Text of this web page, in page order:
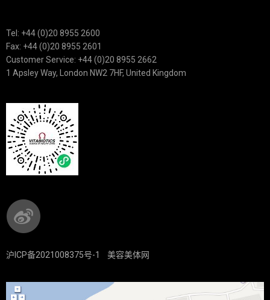
Tel: +44 (0)20 8955 2600
Fax: +44 (0)20 8955 2601
Customer Service: +44 (0)20 8955 2662
1 Apsley Way, London NW2 7HF, United Kingdom
沪ICP备2021008375号-1 美容美体网